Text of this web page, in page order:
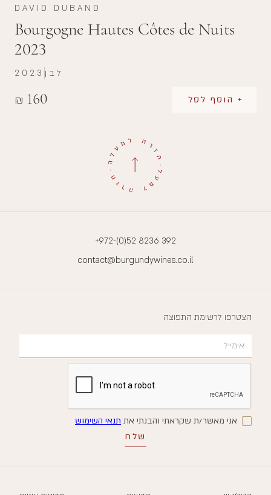
DAVID DUBAND
Bourgogne Hautes Côtes de Nuits
2023
₪ 160 + הוסף לסל
2023 לבן
+972-(0)52 8236 392
contact@burgundywines.co.il
הצטרפו לרשימת התפוצה
אני מאשר/ת שקראתי והבנתי את תנאי השימוש